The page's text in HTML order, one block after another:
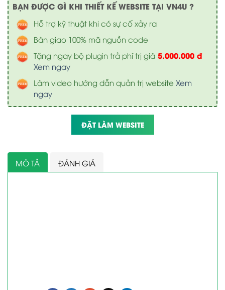
BẠN ĐƯỢC GÌ KHI THIẾT KẾ WEBSITE TẠI VN4U ?
Hỗ trợ kỹ thuật khi có sự cố xảy ra
Bàn giao 100% mã nguồn code
Tặng ngay bộ plugin trả phí trị giá 5.000.000 đ
Xem ngay
Làm video hướng dẫn quản trị website Xem
ngay
ĐẶT LÀM WEBSITE
MÔ TẢ ĐÁNH GIÁ